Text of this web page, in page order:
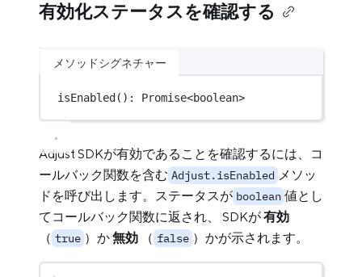
有効化ステータスを確認する
メソッドシグネチャー
isEnabled (): Promise<boolean>
Adjust SDKが有効であることを確認するには、コ
ールバック関数を含む Adjust.isEnabled メソッ
ドを呼び出します。ステータスが boolean 値とし
てコールバック関数に返され、 SDKが有効
（ true ）か無効 （ false ）かが示されます。